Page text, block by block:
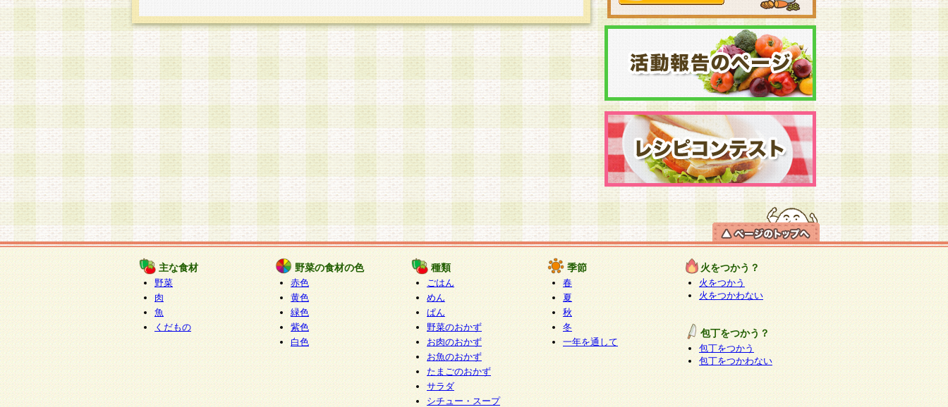
主な食材
野菜
肉
魚
くだもの
野菜の食材の色
赤色
黄色
緑色
紫色
白色
種類
ごはん
めん
ぱん
野菜のおかず
お肉のおかず
お魚のおかず
たまごのおかず
サラダ
シチュー・スープ
季節
春
夏
秋
冬
一年を通して
火をつかう？
火をつかう
火をつかわない
包丁をつかう？
包丁をつかう
包丁をつかわない